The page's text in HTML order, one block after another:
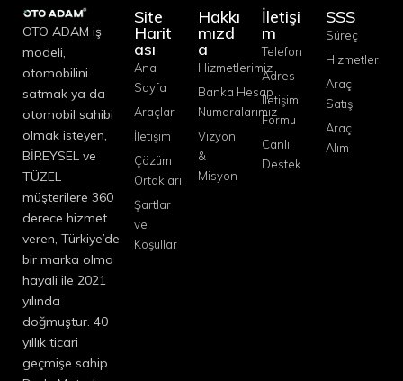
OTO ADAM iş
modeli,
otomobilini
satmak ya da
otomobil sahibi
olmak isteyen,
BİREYSEL ve
TÜZEL
müşterilere 360
derece hizmet
veren, Türkiye’de
bir marka olma
hayali ile 2021
yılında
doğmuştur. 40
yıllık ticari
geçmişe sahip
Site
Harit
ası
Ana
Sayfa
Araçlar
İletişim
Çözüm
Ortakları
Şartlar
ve
Koşullar
Hakkı
mızd
a
Hizmetlerimiz
Banka Hesap
Numaralarımız
Vizyon
&
Misyon
İletişi
m
Telefon
Adres
İletişim
Formu
Canlı
Destek
SSS
Süreç
Hizmetler
Araç
Satış
Araç
Alım